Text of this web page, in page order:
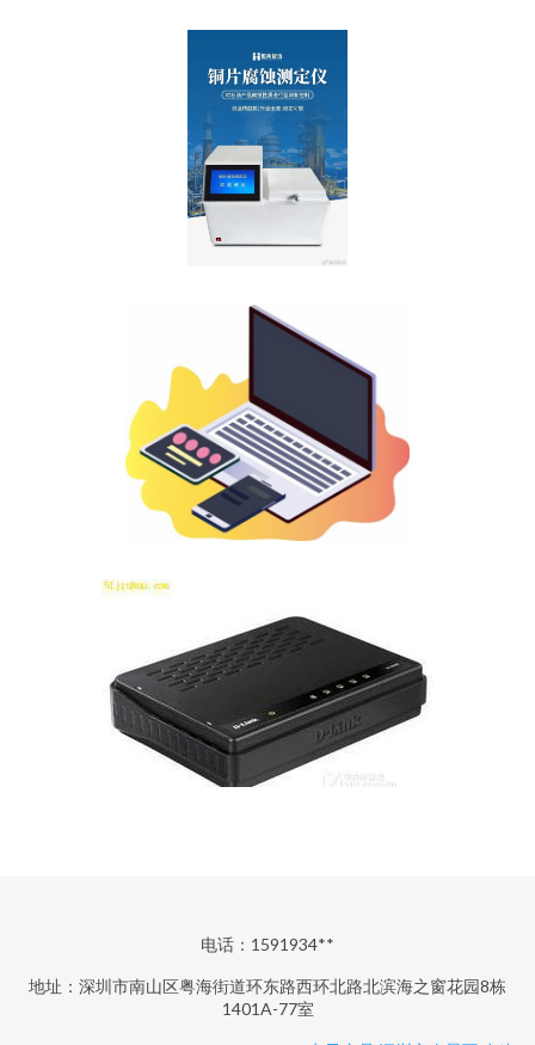
电话：1591934**
地址：深圳市南山区粤海街道环东路西环北路北滨海之窗花园8栋
1401A-77室